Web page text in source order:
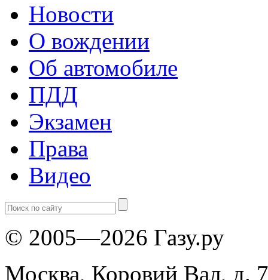
Новости
О вождении
Об автомобиле
ПДД
Экзамен
Права
Видео
© 2005—2026 Газу.ру
Москва, Коровий Вал, д.